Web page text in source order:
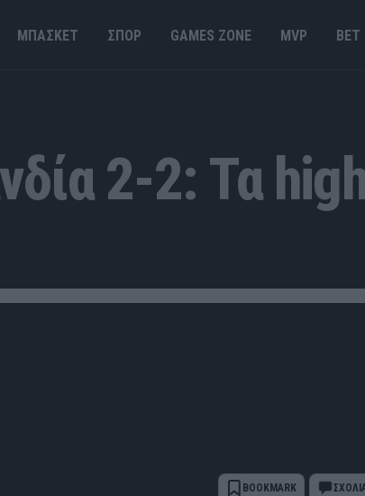
ΜΠΑΣΚΕΤ ΣΠΟΡ GAMES ΖΟΝΕ MVP
2-2: Τα
BOOKMARK